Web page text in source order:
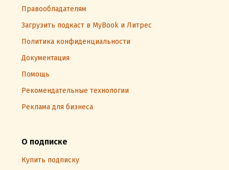
Правообладателям
Загрузить подкаст в MyBook и Литрес
Политика конфиденциальности
Документация
Помощь
Рекомендательные технологии
Реклама для бизнеса
О подписке
Купить подписку